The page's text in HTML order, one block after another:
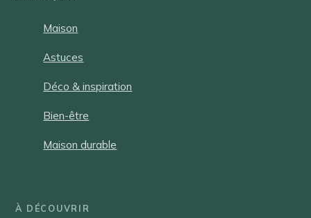
Maison
Astuces
Déco & inspiration
Bien-être
Maison durable
À DÉCOUVRIR